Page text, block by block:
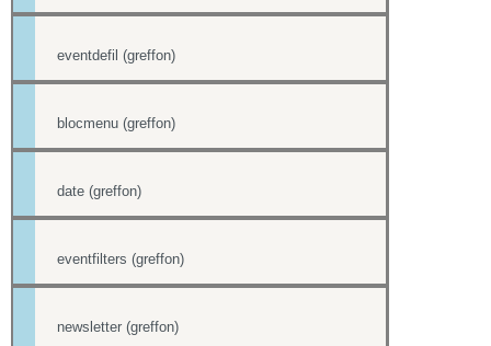
eventdefil (greffon)
blocmenu (greffon)
date (greffon)
eventfilters (greffon)
newsletter (greffon)